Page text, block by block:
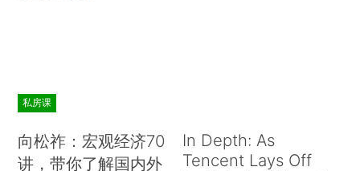
私房课
向松祚：宏观经济70
讲，带你了解国内外
In Depth: As
Tencent Lays Off